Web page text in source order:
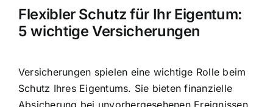
Weitere Tarifvergleiche
Flexibler Schutz für Ihr Eigentum:
5 wichtige Versicherungen
Versicherungen spielen eine wichtige Rolle beim
Schutz Ihres Eigentums. Sie bietenfinanzielle
Absicherung bei unvorhergesehenen Ereignissen